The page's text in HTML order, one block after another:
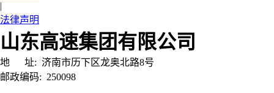
|
法律声明
山东高速集团有限公司
地 址: 济南市历下区龙奥北路8号
邮政编码: 250098